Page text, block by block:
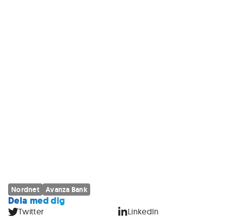
Nordnet Avanza Bank
Dela med dig
Twitter LinkedIn